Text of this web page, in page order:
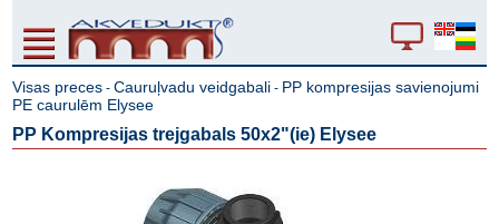
Visas preces -Cauruļvadu veidgabali - PP kompresijas savienojumi
PE caurulēm Elysee
PP Kompresijas trejgabals 50x2"(ie) Elysee